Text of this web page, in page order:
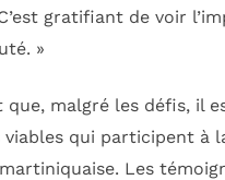
gratifiant de voir
»
malgré les défis, il
qui participent à
Les